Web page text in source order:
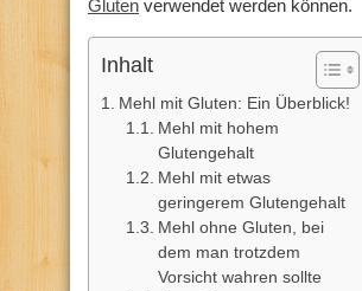
Gluten verwendet werden können.
Inhalt
Mehl mit Gluten: Ein Überblick!
Mehl mit hohem
Glutengehalt
Mehl mit etwas
geringerem Glutengehalt
Mehl ohne Gluten, bei
dem man trotzdem
Vorsicht wahren sollte